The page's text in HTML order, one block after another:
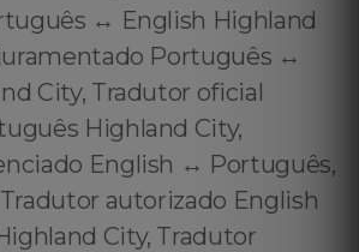
↔️ English Highland
Português ↔️
City, Tradutor oficial
Highland City,
English ↔️ Português,
autorizado English
City, Tradutor